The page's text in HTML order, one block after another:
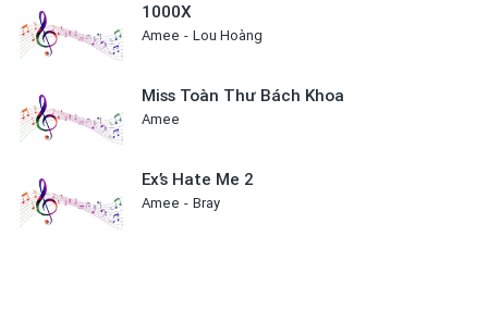
1000X
Amee Lou Hoàng
Miss Toàn Thư Bách Khoa
Amee
Ex’s Hate Me 2
Amee Bray